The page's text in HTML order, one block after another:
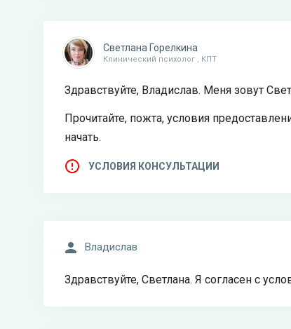
Светлана Горелкина
Клинический психолог , КПТ
Здравствуйте, Владислав. Меня зовут
Прочитайте, пожта, условия
начать.
УСЛОВИЯ КОНСУЛЬТАЦИИ
Владислав
Здравствуйте, Светлана. Я согласен с